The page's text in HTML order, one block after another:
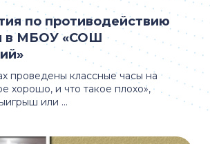
проведены классные часы на
хорошо, и что такое плохо»,
или ...
по противодействию
в МБОУ «СОШ